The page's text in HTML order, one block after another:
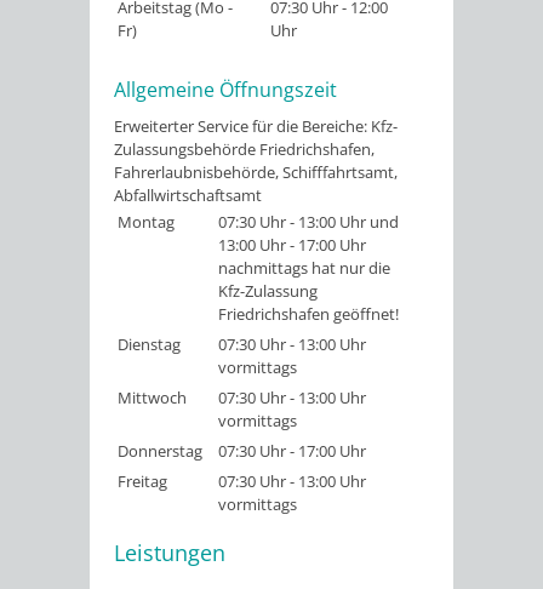
Arbeitstag (Mo -
Fr)
07:30 Uhr- 12:00
Uhr
Allgemeine Öffnungszeit
Erweiterter Service für die Bereiche: Kfz-
Zulassungsbehörde Friedrichshafen,
Fahrerlaubnisbehörde, Schifffahrtsamt,
Abfallwirtschaftsamt
Montag
07:30 Uhr- 13:00 Uhr und
13:00 Uhr- 17:00 Uhr
nachmittags hat nur die
Kfz-Zulassung
Friedrichshafen geöffnet!
Dienstag
07:30 Uhr- 13:00 Uhr
vormittags
Mittwoch
07:30 Uhr- 13:00 Uhr
vormittags
Donnerstag
07:30 Uhr- 17:00 Uhr
Freitag
07:30 Uhr- 13:00 Uhr
vormittags
Leistungen